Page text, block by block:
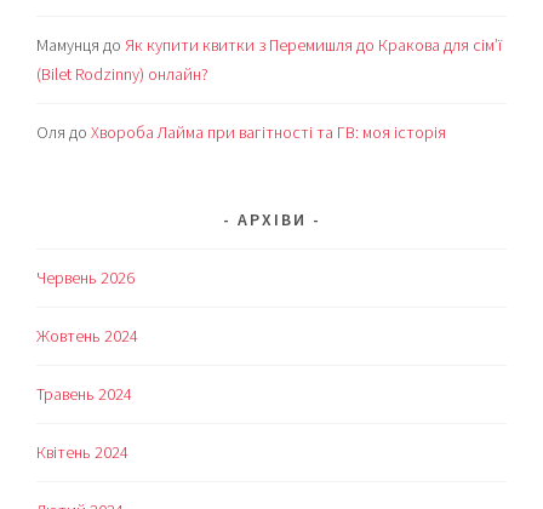
Мамунця до Як купити квитки з Перемишля до Кракова для сім’ї
(Bilet Rodzinny) онлайн?
Оля доХвороба Лайма при вагітності та ГВ: моя історія
АРХІВИ
Червень 2026
Жовтень 2024
Травень 2024
Квітень 2024